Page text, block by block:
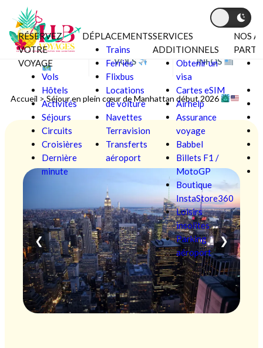
Aller au contenu
RÉSERVEZ
VOTRE
VOYAGE
Vols
Hôtels
Activités
Séjours
Circuits
Croisières
Dernière
minute
DÉPLACEMENTS
Trains
Ferries
Flixbus
Locations
de voiture
Navettes
Terravision
Transferts
aéroport
SERVICES
ADDITIONNELS
Obtenir un
visa
Cartes eSIM
Airhelp
Assurance
voyage
Babbel
Billets F1 /
MotoGP
Boutique
InstaStore360
Loisirs
insolites
Parking
aéroport
NOS
BONS PLANS
VOLS INFOS
Accueil >Séjour en plein cœur de Manhattan début 2026
❮ ❯